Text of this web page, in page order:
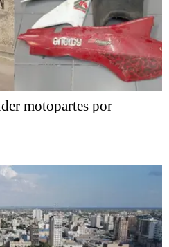
motopartes por